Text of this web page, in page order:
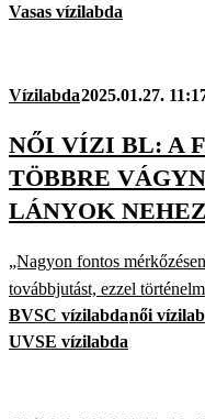
Vasas vízilabda
Vízilabda2025.01.27.
NŐI VÍZI BL: A
TÖBBRE
LÁNYOK
„Nagyon fontos
továbbjutást, ezzel
BVSC vízilabdanői
UVSE vízilabda